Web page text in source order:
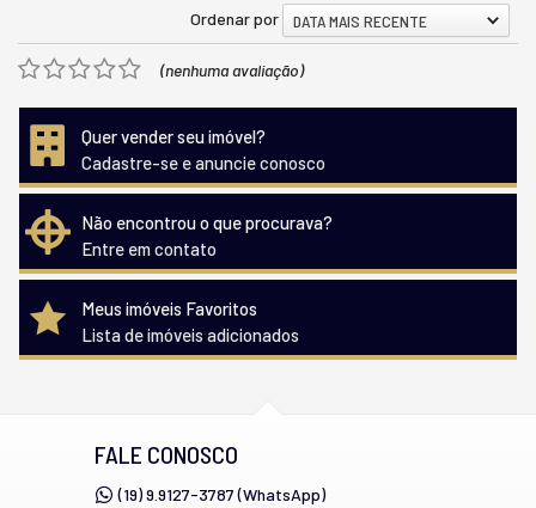
Ordenar por
DATA MAIS RECENTE
(nenhuma avaliação)
Quer vender seu imóvel?
Cadastre-se e anuncie conosco
Não encontrou o que procurava?
Entre em contato
Meus imóveis Favoritos
Lista de imóveis adicionados
FALE CONOSCO
(19) 9.9127-3787 (WhatsApp)